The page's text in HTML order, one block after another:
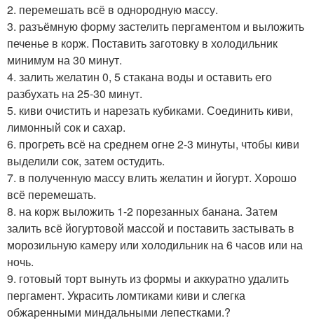
2. перемешать всё в однородную массу.
3. разъёмную форму застелить пергаментом и выложить
печенье в корж. Поставить заготовку в холодильник
минимум на 30 минут.
4. залить желатин 0, 5 стакана воды и оставить его
разбухать на 25-30 минут.
5. киви очистить и нарезать кубиками. Соединить киви,
лимонный сок и сахар.
6. прогреть всё на среднем огне 2-3 минуты, чтобы киви
выделили сок, затем остудить.
7. в полученную массу влить желатин и йогурт. Хорошо
всё перемешать.
8. на корж выложить 1-2 порезанных банана. Затем
залить всё йогуртовой массой и поставить застывать в
морозильную камеру или холодильник на 6 часов или на
ночь.
9. готовый торт вынуть из формы и аккуратно удалить
пергамент. Украсить ломтиками киви и слегка
обжаренными миндальными лепестками.?